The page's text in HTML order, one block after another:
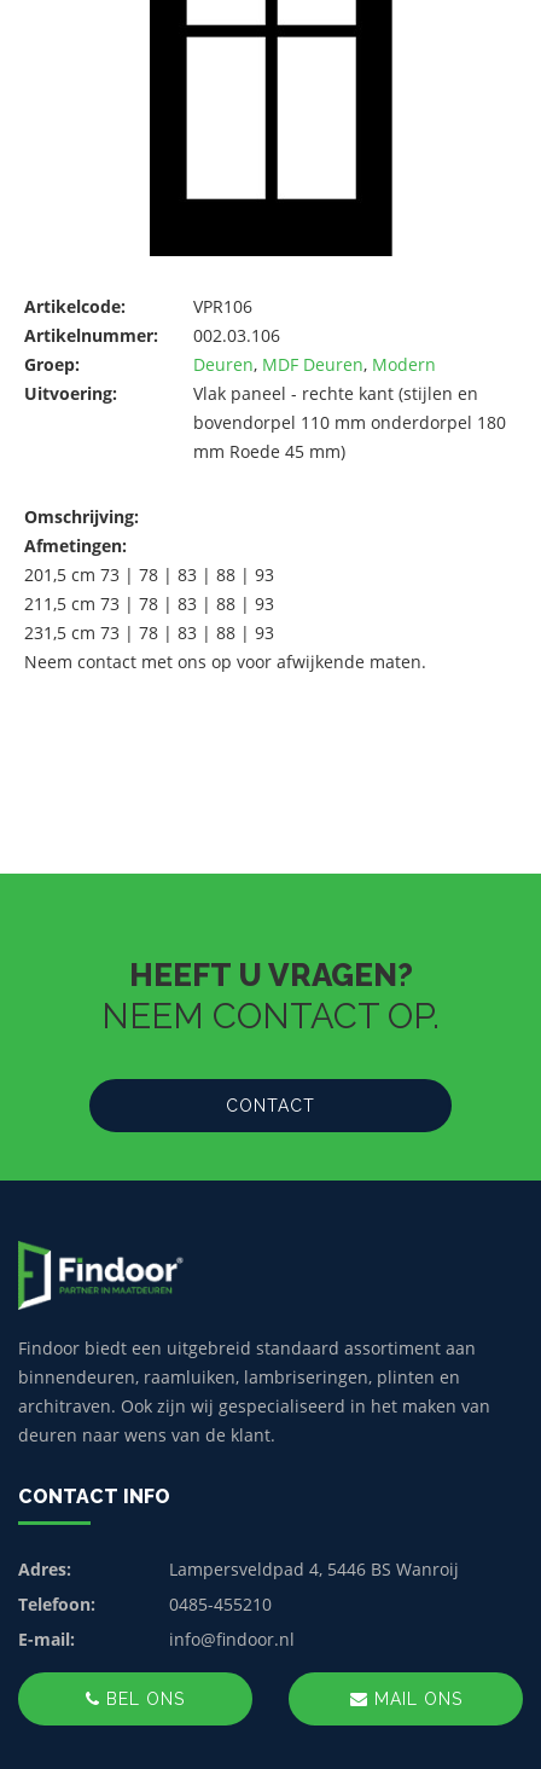
Artikelcode:
VPR106
Artikelnummer:
002.03.106
Groep:
Deuren, MDF Deuren, Modern
Uitvoering:
Vlak paneel - rechte kant (stijlen en
bovendorpel 110 mm onderdorpel 180
mm Roede 45 mm)
Omschrijving:
Afmetingen:
201,5 cm 73 | 78 | 83 | 88 | 93
211,5 cm 73 | 78 | 83 | 88 | 93
231,5 cm 73 | 78 | 83 | 88 | 93
Neem contact met ons op voor afwijkende maten.
HEEFT U VRAGEN?
NEEM CONTACT OP.
CONTACT
Findoor biedt een uitgebreid standaard assortiment aan
binnendeuren, raamluiken, lambriseringen, plinten en
architraven. Ook zijn wij gespecialiseerd in het maken van
deuren naar wens van de klant.
CONTACT INFO
Adres:
Lampersveldpad 4, 5446 BS Wanroij
Telefoon:
0485-455210
E-mail:
info@findoor.nl
BEL ONS MAIL ONS